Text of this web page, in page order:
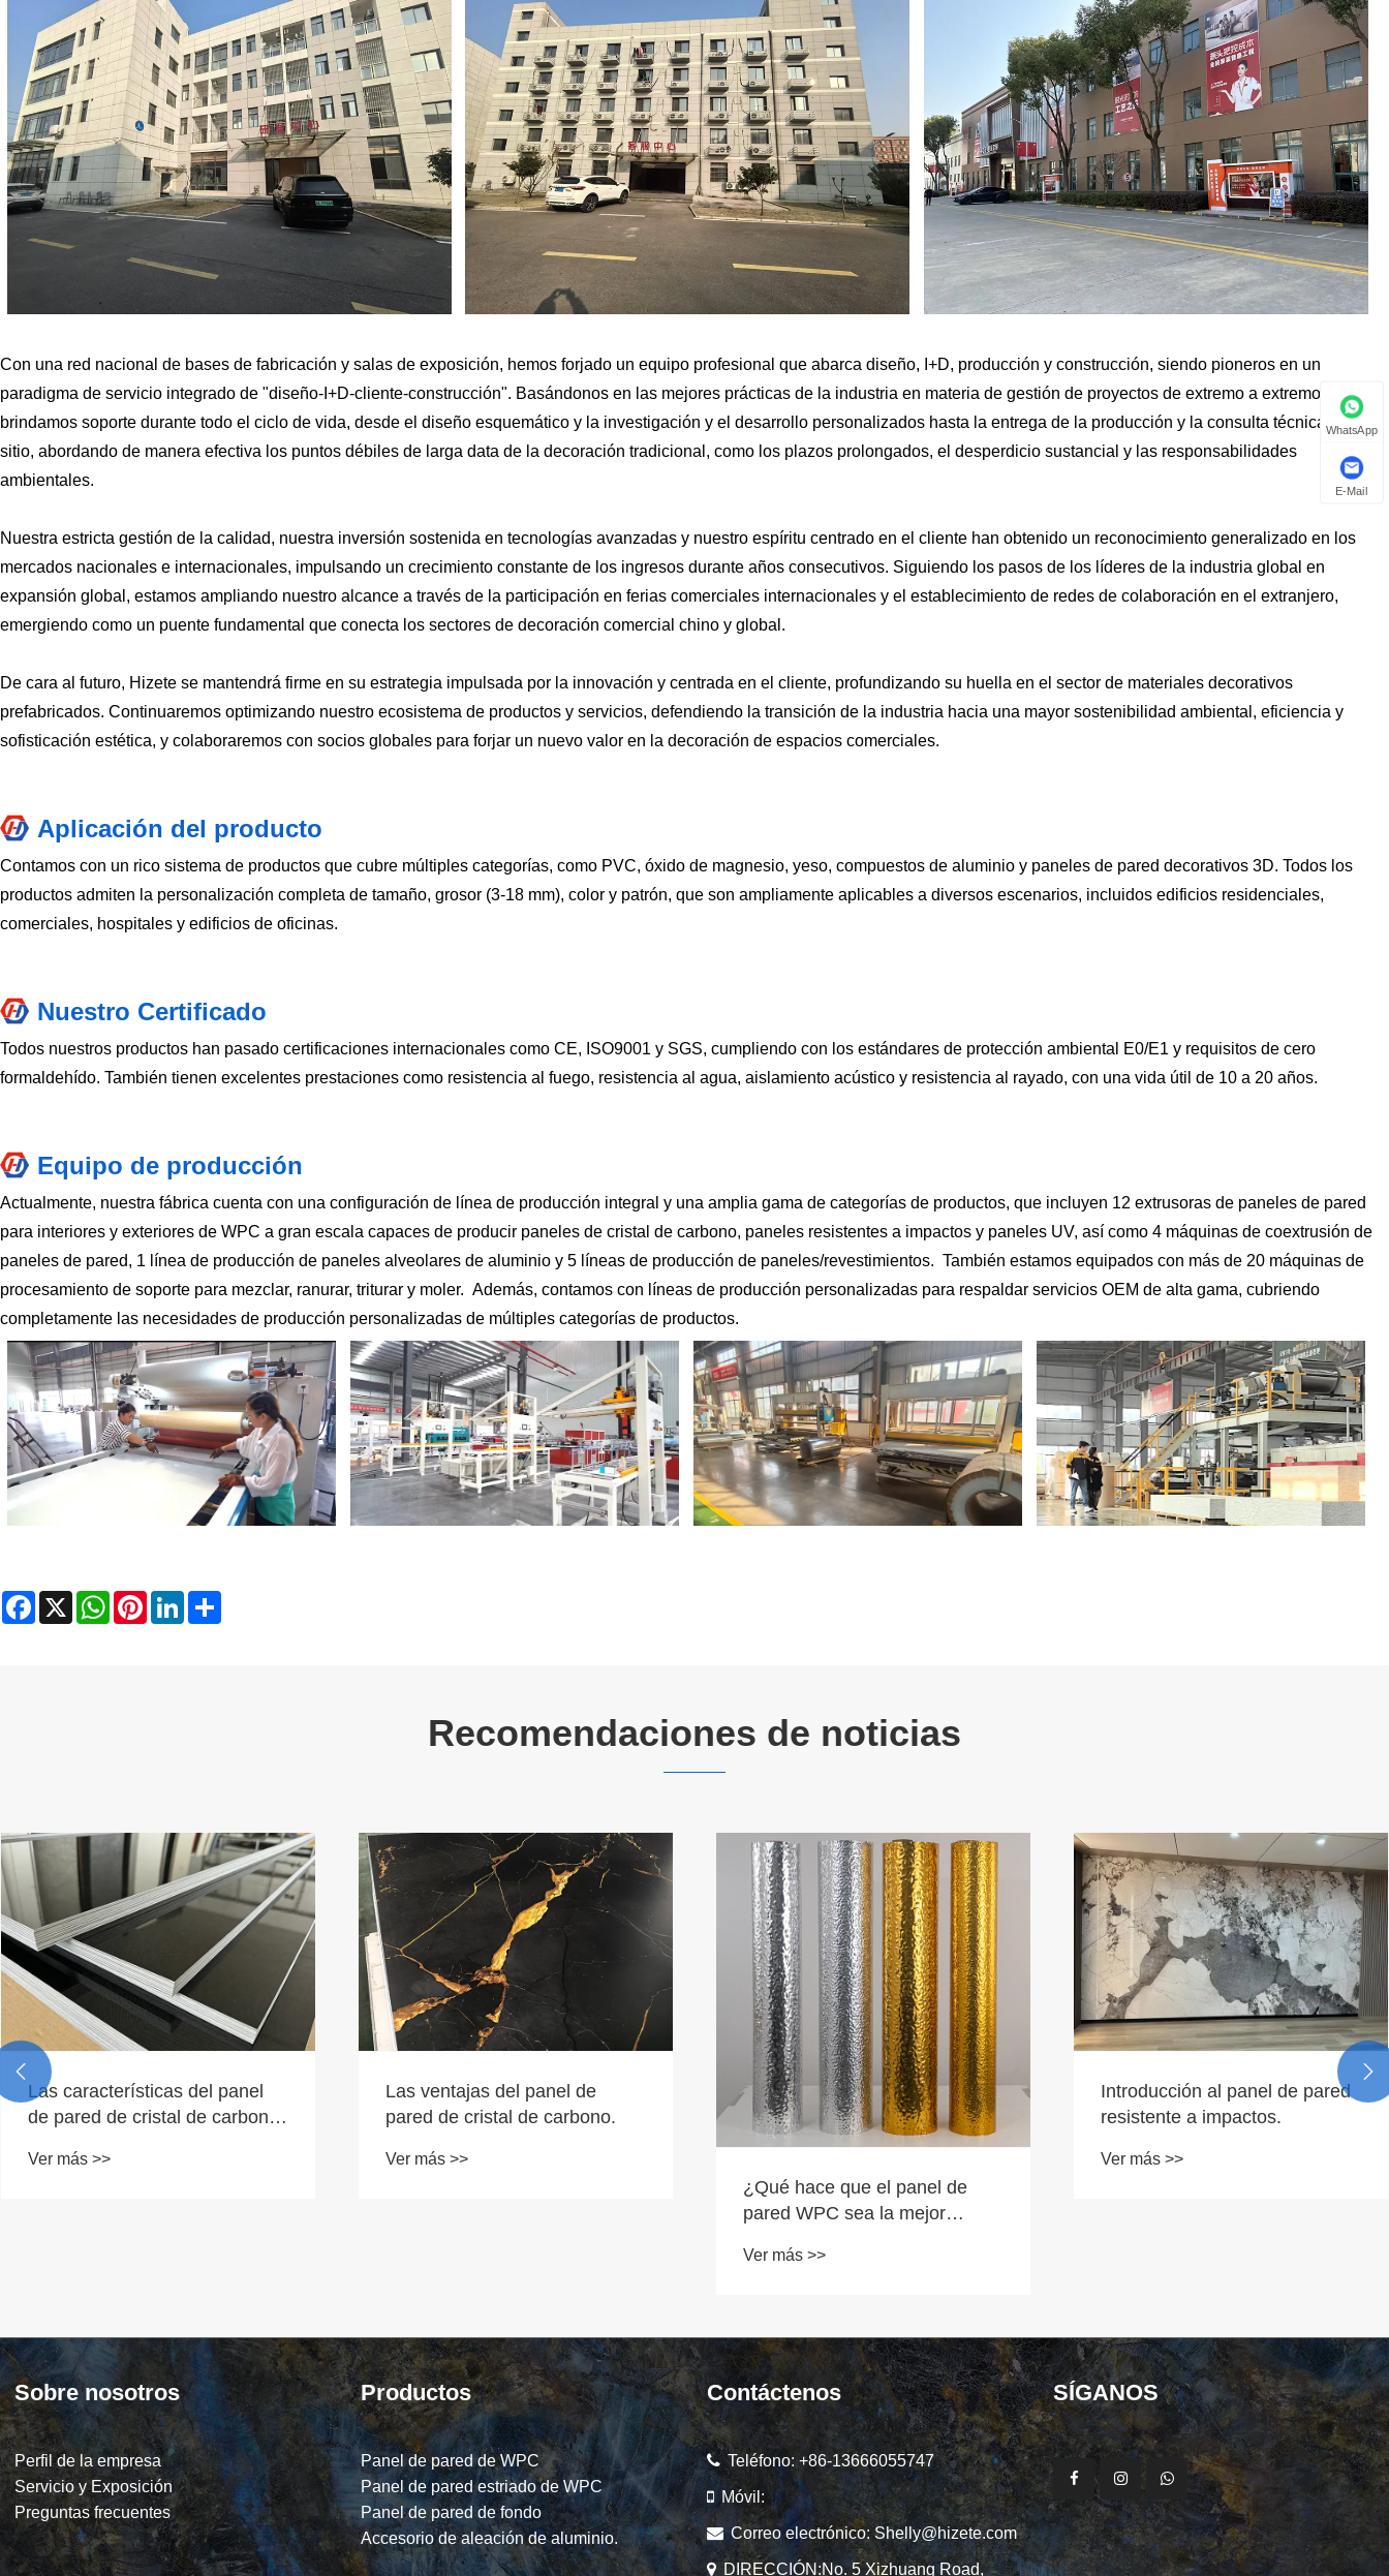
Con una red nacional de bases de fabricación y salas de exposición, hemos forjado un equipo profesional que abarca diseño, I+D, producción y construcción, siendo pioneros en un
paradigma de servicio integrado de "diseño-I+D-cliente-construcción". Basándonos en las mejores prácticas de la industria en materia de gestión de proyectos de extremo a extremo,
brindamos soporte durante todo el ciclo de vida, desde el diseño esquemático y la investigación y el desarrollo personalizados hasta la entrega de la producción y la consulta técnica en el
sitio, abordando de manera efectiva los puntos débiles de larga data de la decoración tradicional, como los plazos prolongados, el desperdicio sustancial y las responsabilidades
ambientales.
Nuestra estricta gestión de la calidad, nuestra inversión sostenida en tecnologías avanzadas y nuestro espíritu centrado en el cliente han obtenido un reconocimiento generalizado en los
mercados nacionales e internacionales, impulsando un crecimiento constante de los ingresos durante años consecutivos. Siguiendo los pasos de los líderes de la industria global en
expansión global, estamos ampliando nuestro alcance a través de la participación en ferias comerciales internacionales y el establecimiento de redes de colaboración en el extranjero,
emergiendo como un puente fundamental que conecta los sectores de decoración comercial chino y global.
De cara al futuro, Hizete se mantendrá firme en su estrategia impulsada por la innovación y centrada en el cliente, profundizando su huella en el sector de materiales decorativos
prefabricados. Continuaremos optimizando nuestro ecosistema de productos y servicios, defendiendo la transición de la industria hacia una mayor sostenibilidad ambiental, eficiencia y
sofisticación estética, y colaboraremos con socios globales para forjar un nuevo valor en la decoración de espacios comerciales.
Aplicación del producto
Contamos con un rico sistema de productos que cubre múltiples categorías, como PVC, óxido de magnesio, yeso, compuestos de aluminio y paneles de pared decorativos 3D. Todos los
productos admiten la personalización completa de tamaño, grosor (3-18 mm), color y patrón, que son ampliamente aplicables a diversos escenarios, incluidos edificios residenciales,
comerciales, hospitales y edificios de oficinas.
Nuestro Certificado
Todos nuestros productos han pasado certificaciones internacionales como CE, ISO9001 y SGS, cumpliendo con los estándares de protección ambiental E0/E1 y requisitos de cero
formaldehído. También tienen excelentes prestaciones como resistencia al fuego, resistencia al agua, aislamiento acústico y resistencia al rayado, con una vida útil de 10 a 20 años.
Equipo de producción
Actualmente, nuestra fábrica cuenta con una configuración de línea de producción integral y una amplia gama de categorías de productos, que incluyen 12 extrusoras de paneles de pared
para interiores y exteriores de WPC a gran escala capaces de producir paneles de cristal de carbono, paneles resistentes a impactos y paneles UV, así como 4 máquinas de coextrusión de
paneles de pared, 1 línea de producción de paneles alveolares de aluminio y 5 líneas de producción de paneles/revestimientos. También estamos equipados con más de 20 máquinas de
procesamiento de soporte para mezclar, ranurar, triturar y moler. Además, contamos con líneas de producción personalizadas para respaldar servicios OEM de alta gama, cubriendo
completamente las necesidades de producción personalizadas de múltiples categorías de productos.
Facebook
X WhatsApp
PinterestLinkedIn
Recomendaciones de noticias
Las ventajas del panel de
pared de cristal de carbono.
Ver más >>
Introducción al panel de pared
resistente a impactos.
Exhibiciones de tecnología de
Hizete en la exposición Big5
Ver más >>
 
Sobre nosotros
Perfil de la empresa
Servicio y Exposición
Preguntas frecuentes
Productos
Panel de pared de WPC
Panel de pared estriado de WPC
Panel de pared de fondo
Accesorio de aleación de aluminio.
Contáctenos
Teléfono: +86-13666055747
Móvil:
Correo electrónico: Shelly@hizete.com
DIRECCIÓN:No. 5 Xizhuang Road,
SÍGANOS
WhatsApp
E-Mail